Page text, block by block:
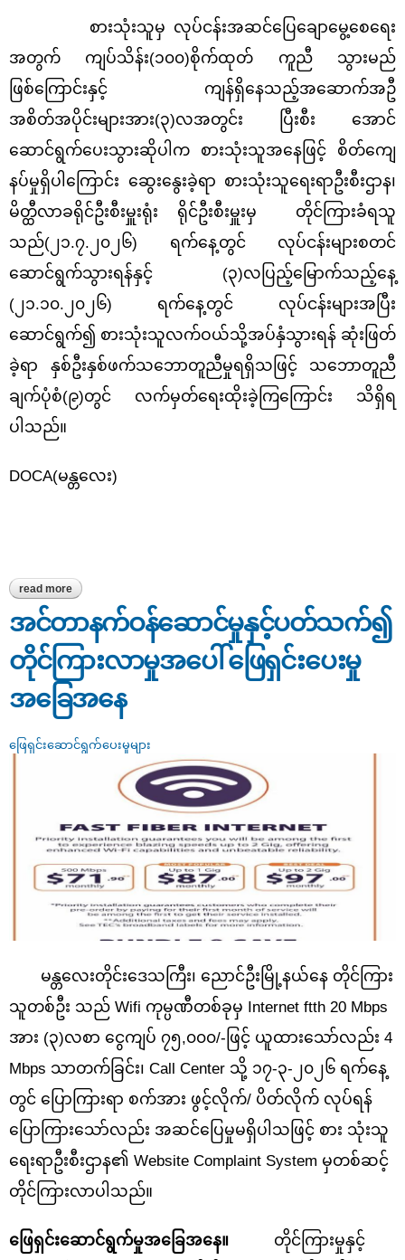
စားသုံးသူမှ လုပ်ငန်းအဆင်ပြေချောမွေ့စေရေး
အတွက် ကျပ်သိန်း(၁၀၀)စိုက်ထုတ် ကူညီ သွားမည်
ဖြစ်ကြောင်းနှင့် ကျန်ရှိနေသည့်အဆောက်အဦ
အစိတ်အပိုင်းများအား(၃)လအတွင်း ပြီးစီး အောင်
ဆောင်ရွက်ပေးသွားဆိုပါက စားသုံးသူအနေဖြင့် စိတ်ကျေ
နပ်မှုရှိပါကြောင်း ဆွေးနွေးခဲ့ရာ စားသုံးသူရေးရာဦးစီးဌာန၊
မိတ္ထီလာခရိုင်ဦးစီးမှူးရုံး ရိုင်ဦးစီးမှူးမှ တိုင်ကြားခံရသူ
သည်(၂၁.၇.၂၀၂၆) ရက်နေ့တွင် လုပ်ငန်းများစတင်
ဆောင်ရွက်သွားရန်နှင့် (၃)လပြည့်မြောက်သည့်နေ့
(၂၁.၁၀.၂၀၂၆) ရက်နေ့တွင် လုပ်ငန်းများအပြီး
ဆောင်ရွက်၍ စားသုံးသူလက်ဝယ်သို့အပ်နှံသွားရန် ဆုံးဖြတ်
ခဲ့ရာ နှစ်ဦးနှစ်ဖက်သဘောတူညီမှုရရှိသဖြင့် သဘောတူညီ
ချက်ပုံစံ(၉)တွင် လက်မှတ်ရေးထိုးခဲ့ကြကြောင်း သိရှိရ
ပါသည်။
DOCA(မန္တလေး)
read more about ကန်ထရိုက်ဖြင့်အဆောက်အဦဆောက်လုပ်ရာတွင်တစ်နှစ်ကျော်
ကြာသည့်တိုင် လုပ်ငန်းပြီးစီးမှုမရှိသဖြင့် တိုင်ကြားခြင်း
အင်တာနက်ဝန်ဆောင်မှုနှင့်ပတ်သက်၍
တိုင်ကြားလာမှုအပေါ် ဖြေရှင်းပေးမှု
အခြေအနေ
ဖြေရှင်းဆောင်ရွက်ပေးမှုများ
မန္တလေးတိုင်းဒေသကြီး၊ ညောင်ဦးမြို့နယ်နေ တိုင်ကြား
သူတစ်ဦး သည် Wifi ကုမ္ပဏီတစ်ခုမှ Internet ftth 20 Mbps
အား (၃)လစာ ငွေကျပ် ၇၅,၀၀၀/-ဖြင့် ယူထားသော်လည်း 4
Mbps သာတက်ခြင်း၊ Call Center သို့ ၁၇-၃-၂၀၂၆ ရက်နေ့
တွင် ပြောကြားရာ စက်အား ဖွင့်လိုက်/ ပိတ်လိုက် လုပ်ရန်
ပြောကြားသော်လည်း အဆင်ပြေမှုမရှိပါသဖြင့် စား သုံးသူ
ရေးရာဦးစီးဌာန၏ Website Complaint System မှတစ်ဆင့်
တိုင်ကြားလာပါသည်။
ဖြေရှင်းဆောင်ရွက်မှုအခြေအနေ။ တိုင်ကြားမှုနှင့်